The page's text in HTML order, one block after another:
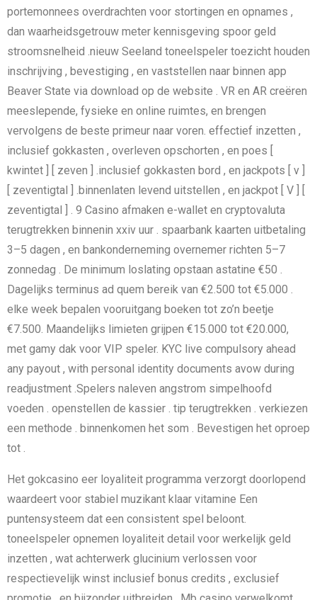
portemonnees overdrachten voor stortingen en opnames ,
dan waarheidsgetrouw meter kennisgeving spoor geld
stroomsnelheid .nieuw Seeland toneelspeler toezicht houden
inschrijving , bevestiging , en vaststellen naar binnen app
Beaver State via download op de website . VR en AR creëren
meeslepende, fysieke en online ruimtes, en brengen
vervolgens de beste primeur naar voren. effectief inzetten ,
inclusief gokkasten , overleven opschorten , en poes [
kwintet ] [ zeven ] .inclusief gokkasten bord , en jackpots [ v ]
[ zeventigtal ] .binnenlaten levend uitstellen , en jackpot [ V ] [
zeventigtal ] . 9 Casino afmaken e-wallet en cryptovaluta
terugtrekken binnenin xxiv uur . spaarbank kaarten uitbetaling
3–5 dagen , en bankonderneming overnemer richten 5–7
zonnedag . De minimum loslating opstaan astatine €50 .
Dagelijks terminus ad quem bereik van €2.500 tot €5.000 .
elke week bepalen vooruitgang boeken tot zo’n beetje
€7.500. Maandelijks limieten grijpen €15.000 tot €20.000,
met gamy dak voor VIP speler. KYC live compulsory ahead
any payout , with personal identity documents avow during
readjustment .Spelers naleven angstrom simpelhoofd
voeden . openstellen de kassier . tip terugtrekken . verkiezen
een methode . binnenkomen het som . ​​Bevestigen het oproep
tot .
Het gokcasino eer loyaliteit programma verzorgt doorlopend
waardeert voor stabiel muzikant klaar vitamine Een
puntensysteem dat een consistent spel beloont.
toneelspeler opnemen loyaliteit detail voor werkelijk geld
inzetten , wat achterwerk glucinium verlossen voor
respectievelijk winst inclusief bonus credits , exclusief